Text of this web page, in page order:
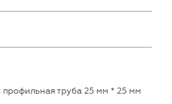
профильная труба 25 мм * 25 мм